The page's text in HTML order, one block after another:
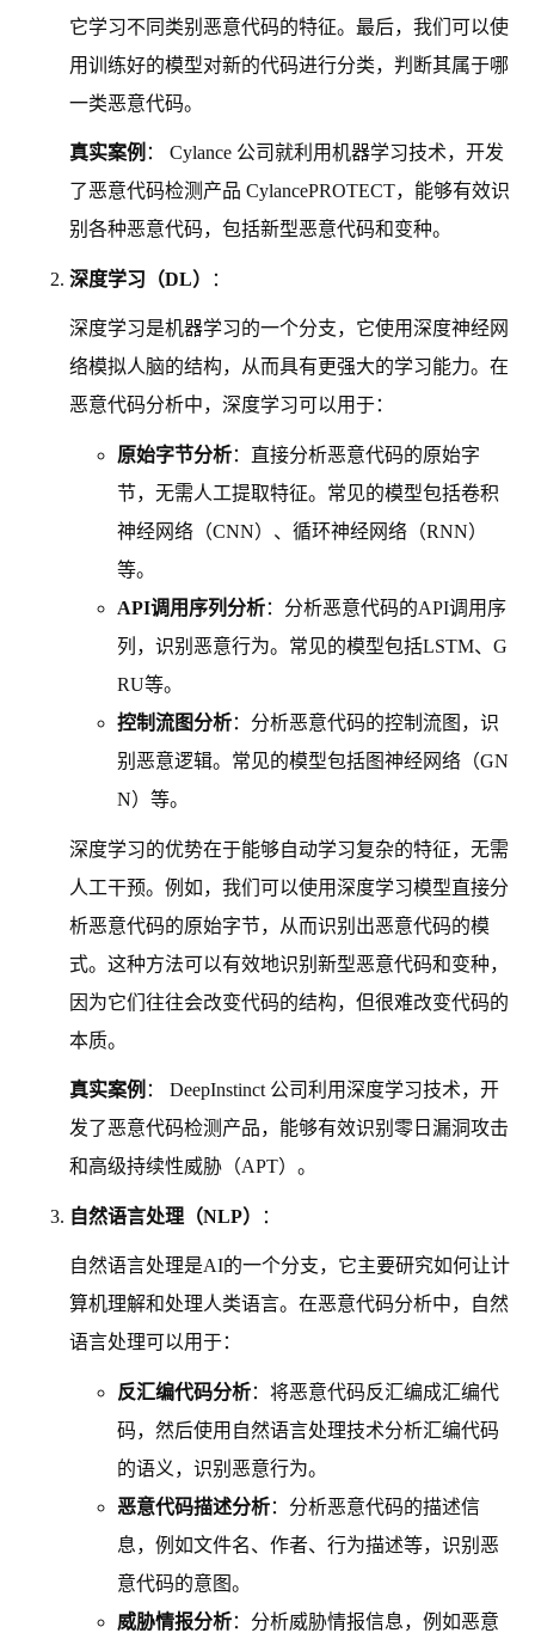
它学习不同类别恶意代码的特征。最后，我们可以使
用训练好的模型对新的代码进行分类，判断其属于哪
一类恶意代码。
真实案例 ： Cylance 公司就利用机器学习技术，开发
了恶意代码检测产品 CylancePROTECT，能够有效识
别各种恶意代码，包括新型恶意代码和变种。
深度学习（DL） ：
深度学习是机器学习的一个分支，它使用深度神经网
络模拟人脑的结构，从而具有更强大的学习能力。在
恶意代码分析中，深度学习可以用于：
原始字节分析：直接分析恶意代码的原始字
节，无需人工提取特征。常见的模型包括卷积
神经网络（CNN）、循环神经网络（RNN）
等。
API调用序列分析：分析恶意代码的API调用序
列，识别恶意行为。常见的模型包括LSTM、G
RU等。
控制流图分析：分析恶意代码的控制流图，识
别恶意逻辑。常见的模型包括图神经网络（GN
N）等。
深度学习的优势在于能够自动学习复杂的特征，无需
人工干预。例如，我们可以使用深度学习模型直接分
析恶意代码的原始字节，从而识别出恶意代码的模
式。这种方法可以有效地识别新型恶意代码和变种，
因为它们往往会改变代码的结构，但很难改变代码的
本质。
真实案例 ： DeepInstinct 公司利用深度学习技术，开
发了恶意代码检测产品，能够有效识别零日漏洞攻击
和高级持续性威胁（APT）。
自然语言处理（NLP） ：
自然语言处理是AI的一个分支，它主要研究如何让计
算机理解和处理人类语言。在恶意代码分析中，自然
语言处理可以用于：
反汇编代码分析：将恶意代码反汇编成汇编代
码，然后使用自然语言处理技术分析汇编代码
的语义，识别恶意行为。
恶意代码描述分析：分析恶意代码的描述信
息，例如文件名、作者、行为描述等，识别恶
意代码的意图。
威胁情报分析：分析威胁情报信息，例如恶意